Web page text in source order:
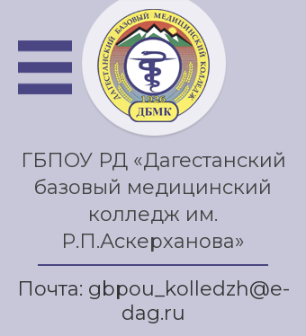
ГБПОУ РД «Дагестанский
базовый медицинский
колледж им.
Р.П.Аскерханова»
Почта: gbpou_kolledzh@e-
dag.ru